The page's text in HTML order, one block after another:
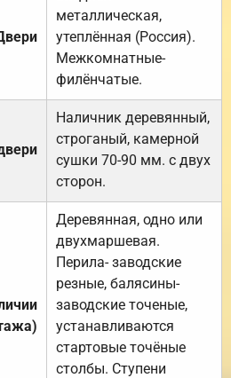
металлическая,
утеплённая (Россия).
Межкомнатные-
филёнчатые.
Наличник деревянный,
строганый, камерной
сушки 70-90 мм. с двух
сторон.
Деревянная, одно или
двухмаршевая.
Перила- заводские
резные, балясины-
заводские точеные,
устанавливаются
стартовые точёные
столбы. Ступени